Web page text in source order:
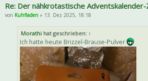
Re: Der nähkrotastische
von Kuhfladen » 13. Dez 2025, 18:18
Morathi hat geschrieben: ↑
Ich hatte heute Brizzel-Brause-Pulver